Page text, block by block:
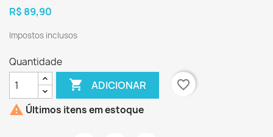
R$ 89,90
Impostos inclusos
Quantidade
 ADICIONAR
favorite_border
 Últimos itens em estoque